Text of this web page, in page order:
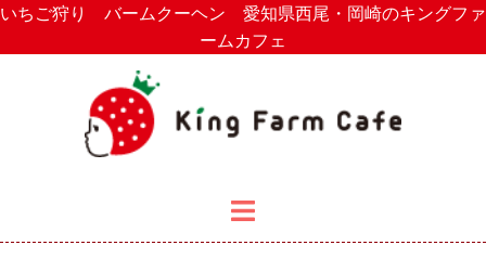
コ
ッ
いちご狩り バームクーヘン 愛知県西尾・岡崎のキングファ
ームカフェ